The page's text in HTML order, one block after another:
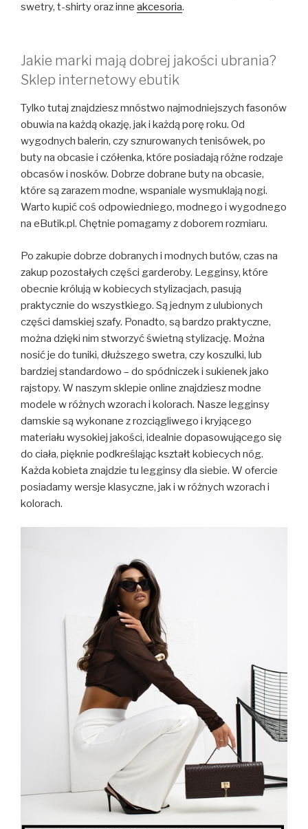
swetry, t-shirty oraz inne akcesoria.
Jakie marki mają dobrej jakości ubrania?
Sklep internetowy ebutik
Tylko tutaj znajdziesz mnóstwo najmodniejszych fasonów
obuwia na każdą okazję, jak i każdą porę roku. Od
wygodnych balerin, czy sznurowanych tenisówek, po
buty na obcasie i czółenka, które posiadają różne rodzaje
obcasów i nosków. Dobrze dobrane buty na obcasie,
które są zarazem modne, wspaniale wysmuklają nogi.
Warto kupić coś odpowiedniego, modnego i wygodnego
na eButik.pl. Chętnie pomagamy z doborem rozmiaru.
Po zakupie dobrze dobranych i modnych butów, czas na
zakup pozostałych części garderoby. Legginsy, które
obecnie królują w kobiecych stylizacjach, pasują
praktycznie do wszystkiego. Są jednym z ulubionych
części damskiej szafy. Ponadto, są bardzo praktyczne,
można dzięki nim stworzyć świetną stylizację. Można
nosić je do tuniki, dłuższego swetra, czy koszulki, lub
bardziej standardowo – do spódniczek i sukienek jako
rajstopy. W naszym sklepie online znajdziesz modne
modele w różnych wzorach i kolorach. Nasze legginsy
damskie są wykonane z rozciągliwego i kryjącego
materiału wysokiej jakości, idealnie dopasowującego się
do ciała, pięknie podkreślając kształt kobiecych nóg.
Każda kobieta znajdzie tu legginsy dla siebie. W ofercie
posiadamy wersje klasyczne, jak i w różnych wzorach i
kolorach.